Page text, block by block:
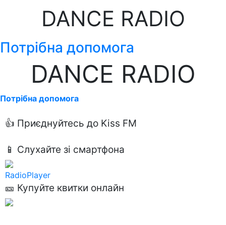
DANCE RADIO
Потрібна допомога
DANCE RADIO
Потрібна допомога
👍 Приєднуйтесь до Kiss FM
📱 Слухайте зі смартфона
RadioPlayer
🎫 Купуйте квитки онлайн